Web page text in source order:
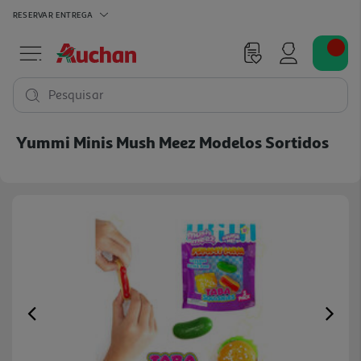
RESERVAR ENTREGA
Pesquisar
Yummi Minis Mush Meez Modelos Sortidos
Previous